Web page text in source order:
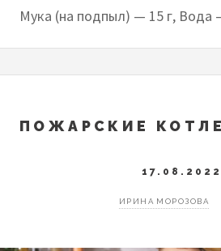
Мука (на подпыл) — 15 г, Вода
ПОЖАРСКИЕ
17.08.2022
ИРИНА МОРОЗОВА